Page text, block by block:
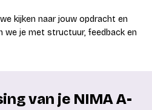
kijken naar jouw opdracht en
we je met structuur, feedback en
van je NIMA A-